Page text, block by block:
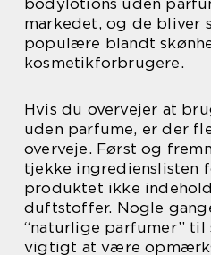
bodylotions uden
markedet, og de bliver
populære blandt
kosmetikforbrugere.
Hvis du overvejer at
uden parfume, er der
overveje. Først og
tjekke ingredienslisten
produktet ikke
duftstoffer. Nogle
“naturlige parfumer” til
vigtigt at være